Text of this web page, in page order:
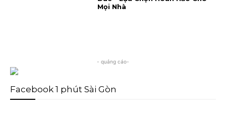
Mọi Nhà
- quảng cáo-
Facebook 1 phút Sài Gòn